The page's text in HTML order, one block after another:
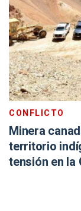
CONFLICTO
Minera
territorio
tensión en la